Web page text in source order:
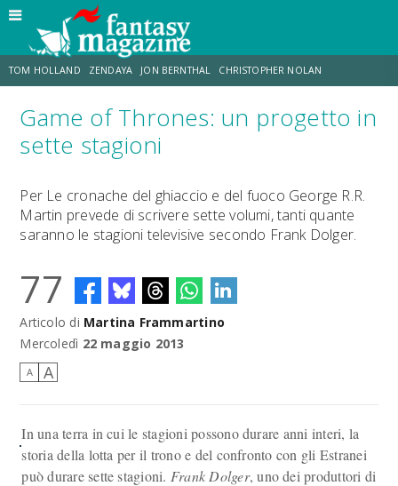
TOM HOLLAND ZENDAYA JON BERNTHAL CHRISTOPHER NOLAN
STRANIMONDI LUCCA COMICS & GAMES ODISSEA CHRIS MCKENNA
Game of Thrones: un progetto in
sette stagioni
Per Le cronache del ghiaccio e del fuoco George R.R.
Martin prevede di scrivere sette volumi, tanti quante
saranno le stagioni televisive secondo Frank Dolger.
77
Articolo di Martina Frammartino
Mercoledì 22 maggio 2013
A A
In una terra in cui le stagioni possono durare anni interi, la
storia della lotta per il trono e del confronto con gli Estranei
può durare sette stagioni. Frank Dolger, uno dei produttori di